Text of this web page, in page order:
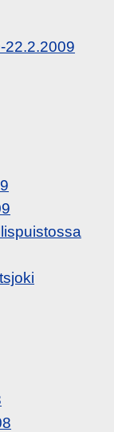
22.2.2009